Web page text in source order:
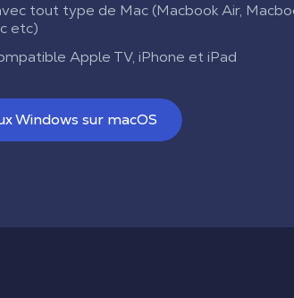
tout type de Mac (Macbook Air,
etc)
Apple TV, iPhone et iPad
Windows sur macOS